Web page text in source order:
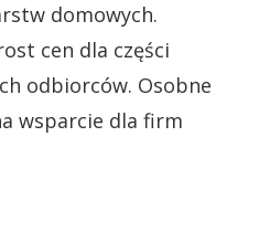
domowych.
cen dla części
odbiorców. Osobne
wsparcie dla firm